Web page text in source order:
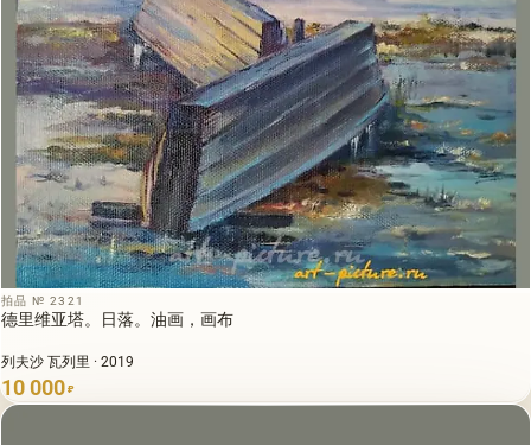
拍品 № 2321
德里维亚塔。日落。油画，画布
列夫沙 瓦列里 · 2019
10 000 ₽